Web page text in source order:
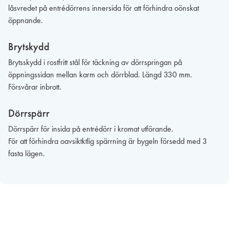
låsvredet på entrédörrens innersida för att förhindra oönskat
öppnande.
Brytskydd
Brytsskydd i rostfritt stål för täckning av dörrspringan på
öppningssidan mellan karm och dörrblad. Längd 330 mm.
Försvårar inbrott.
Dörrspärr
Dörrspärr för insida på entrédörr i kromat utförande.
För att förhindra oavsiktktlig spärrning är bygeln försedd med 3
fasta lägen.